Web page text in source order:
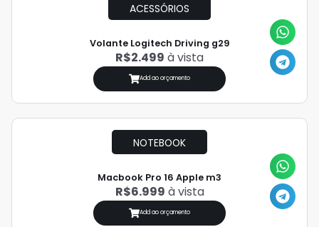
ACESSÓRIOS
Volante Logitech Driving g29
R$2.499 à vista
Add ao orçamento
NOTEBOOK
Macbook Pro 16 Apple m3
R$6.999 à vista
Add ao orçamento